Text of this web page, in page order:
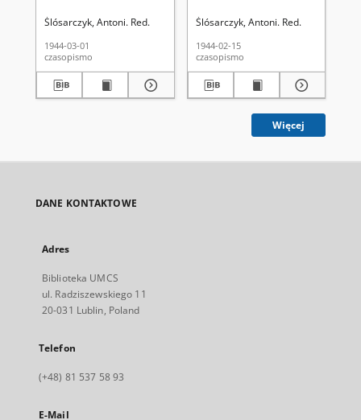
Ślósarczyk, Antoni. Red.
1944-03-01
czasopismo
Ślósarczyk, Antoni. Red.
1944-02-15
czasopismo
Więcej
DANE KONTAKTOWE
Adres
Biblioteka UMCS
ul. Radziszewskiego 11
20-031 Lublin, Poland
Telefon
(+48) 81 537 58 93
E-Mail